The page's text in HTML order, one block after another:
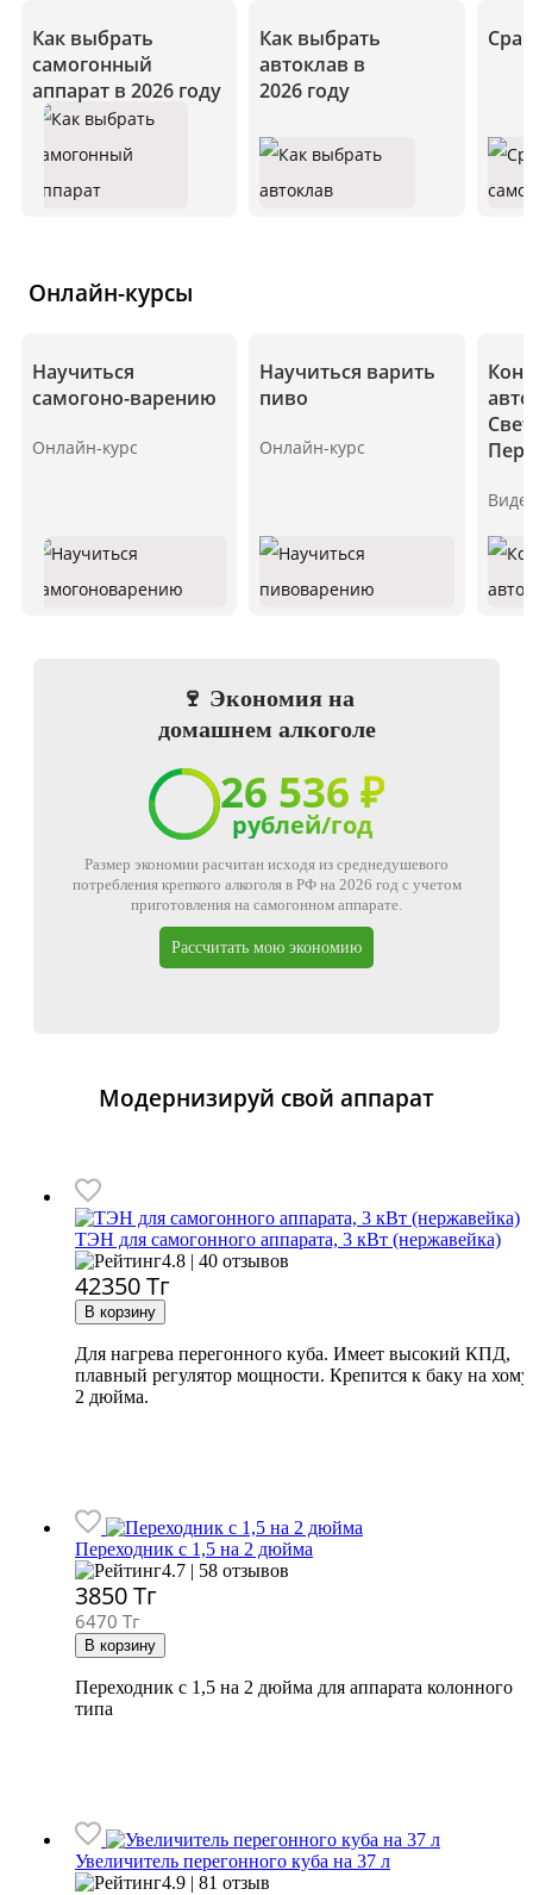
Как выбрать
самогонный
аппарат в 2026 году
Как выбрать
автоклав в
2026 году
Онлайн-курсы
Научиться
самогоно-варению
Онлайн-курс
Научиться варить
пиво
Онлайн-курс
🍷 Экономия на
домашнем алкоголе
26 536 ₽
рублей/год
Размер экономии расчитан исходя из среднедушевого
потребления крепкого алкоголя в РФ на 2026 год с учетом
приготовления на самогонном аппарате.
Рассчитать мою экономию
Модернизируй свой аппарат
ТЭН для самогонного аппарата, 3 кВт (нержавейка)
4.8 | 40 отзывов
42350Тг
Для нагрева перегонного куба. Имеет высокий КПД,
плавный регулятор мощности. Крепится к баку на
2 дюйма.
Переходник c 1,5 на 2 дюйма
4.7 | 58 отзывов
3850Тг
6470 Тг
Переходник с 1,5 на 2 дюйма для аппарата колонного
типа
Увеличитель перегонного куба на 37 л
4.9 | 81 отзыв